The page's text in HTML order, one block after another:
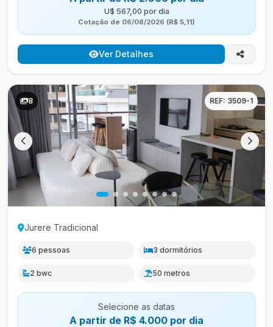
U$ 567,00 por dia
Cotação de 06/08/2026 (R$ 5,11)
Ver Detalhes
REF: 3509-1
8
Jurere Tradicional
6 pessoas 3 dormitórios
2 bwc 50 metros
Selecione as datas
A partir de R$ 4.000 por dia